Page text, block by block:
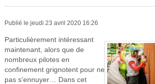
Publié le jeudi 23 avril 2020 16:26
Particulièrement intéressant
maintenant, alors que de
nombreux pilotes en
confinement grignotent pour ne
pas s'ennuyer… Dans cet